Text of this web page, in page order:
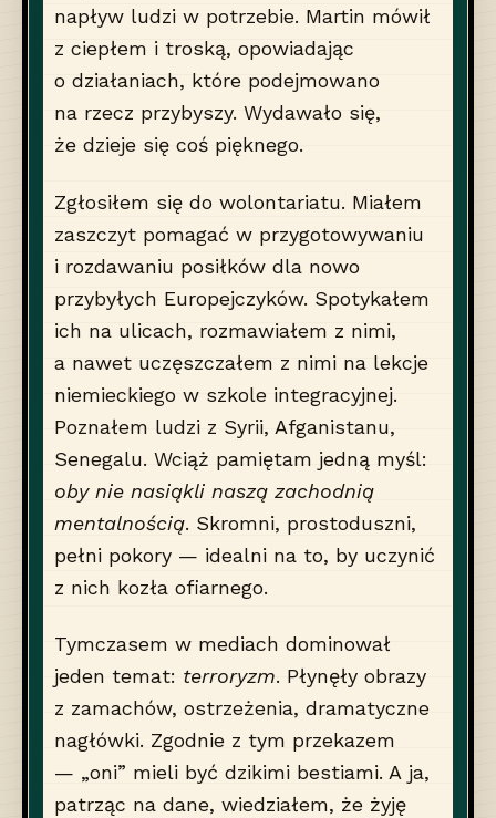
napływ ludzi w potrzebie. Martin mówił
z ciepłem i troską, opowiadając
o działaniach, które podejmowano
na rzecz przybyszy. Wydawało się,
że dzieje się coś pięknego.
Zgłosiłem się do wolontariatu. Miałem
zaszczyt pomagać w przygotowywaniu
i rozdawaniu posiłków dla nowo
przybyłych Europejczyków. Spotykałem
ich na ulicach, rozmawiałem z nimi,
a nawet uczęszczałem z nimi na lekcje
niemieckiego w szkole integracyjnej.
Poznałem ludzi z Syrii, Afganistanu,
Senegalu. Wciąż pamiętam jedną myśl:
oby nie nasiąkli naszą zachodnią
mentalnością. Skromni, prostoduszni,
pełni pokory — idealni na to, by uczynić
z nich kozła ofiarnego.
Tymczasem w mediach dominował
jeden temat: terroryzm. Płynęły obrazy
z zamachów, ostrzeżenia, dramatyczne
nagłówki. Zgodnie z tym przekazem
— „oni” mieli być dzikimi bestiami. A ja,
patrząc na dane, wiedziałem, że żyję